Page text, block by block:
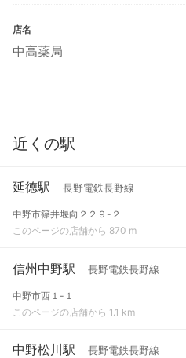
店名
中高薬局
近くの駅
延徳駅 長野電鉄長野線
中野市篠井堰向２２９-２
このページの店舗から 870 m
信州中野駅 長野電鉄長野線
中野市西１-１
このページの店舗から 1.1 km
中野松川駅 長野電鉄長野線